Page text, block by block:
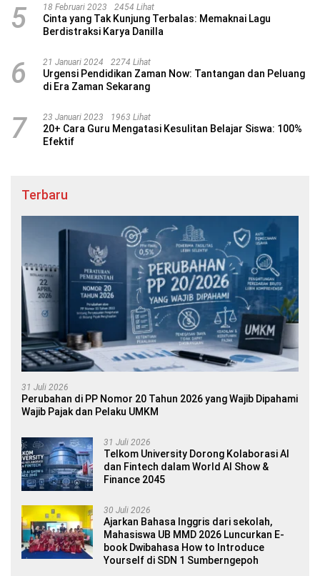
5 18 Februari 2023 2454 Lihat
Cinta yang Tak Kunjung Terbalas: Memaknai Lagu
Berdistraksi Karya Danilla
6 21 Januari 2024 2274 Lihat
Urgensi Pendidikan Zaman Now: Tantangan dan Peluang
di Era Zaman Sekarang
7 23 Januari 2023 1963 Lihat
20+ Cara Guru Mengatasi Kesulitan Belajar Siswa: 100%
Efektif
Terbaru
31 Juli 2026
Perubahan di PP Nomor 20 Tahun 2026 yang Wajib Dipahami
Wajib Pajak dan Pelaku UMKM
31 Juli 2026
Telkom University Dorong Kolaborasi AI
dan Fintech dalam World AI Show &
Finance 2045
30 Juli 2026
Ajarkan Bahasa Inggris dari sekolah,
Mahasiswa UB MMD 2026 Luncurkan E-
book Dwibahasa How to Introduce
Yourself di SDN 1 Sumberngepoh